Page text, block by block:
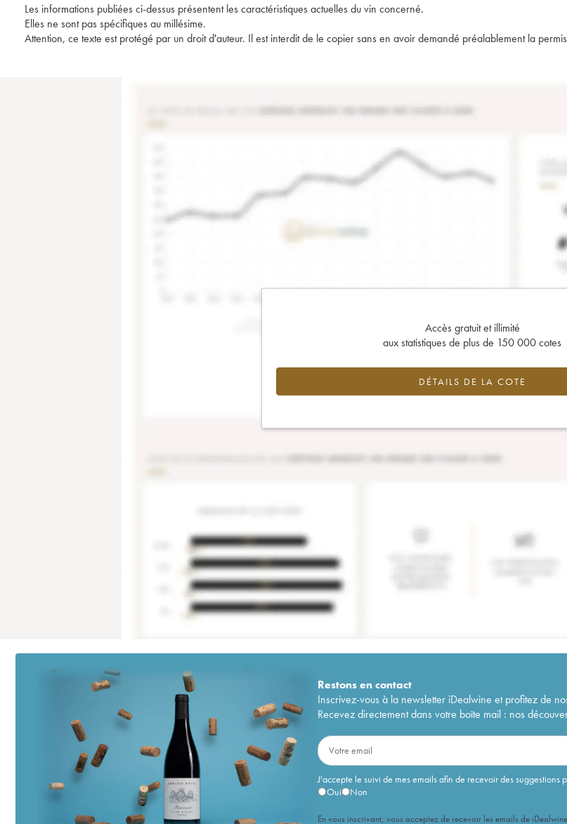
Les informations publiées ci-dessus présentent les caractéristiques actuelles du vin concerné.
Elles ne sont pas spécifiques au millésime.
Attention, ce texte est protégé par un droit d'auteur. Il est interdit de le copier sans en avoir demandé préalablement la
Accès gratuit et illimité
aux statistiques de plus de 150 000 cotes
DÉTAILS DE LA COTE
Restons encontact
Inscrivez-vous à la newsletter iDealwine et profitez de
Recevez directement dans votre boîte mail : nos
J'accepte le suivi de mes emails afin de recevoir des suggestions
Oui
Non
En vous inscrivant, vous acceptez de recevoir les emails de